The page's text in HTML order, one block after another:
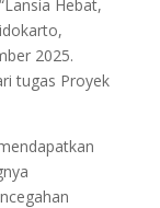
Hebat,
2025.
tugas Proyek